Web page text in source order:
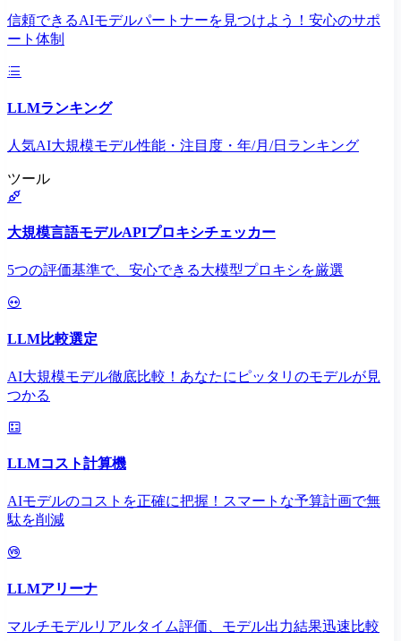
信頼できるAIモデルパートナーを見つけよう！安心のサポ
ート体制
LLMランキング
人気AI大規模モデル性能・注目度・年/月/日ランキング
ツール
大規模言語モデルAPIプロキシチェッカー
5つの評価基準で、安心できる大模型プロキシを厳選
LLM比較選定
AI大規模モデル徹底比較！あなたにピッタリのモデルが見
つかる
LLMコスト計算機
AIモデルのコストを正確に把握！スマートな予算計画で無
駄を削減
LLMアリーナ
マルチモデルリアルタイム評価、モデル出力結果迅速比較